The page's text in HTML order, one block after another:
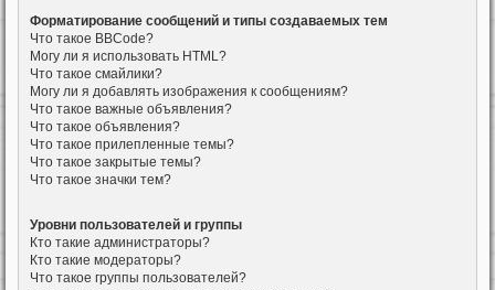
Форматирование сообщений и типы создаваемых тем
Что такое BBCode?
Могу ли я использовать HTML?
Что такое смайлики?
Могу ли я добавлять изображения к сообщениям?
Что такое важные объявления?
Что такое объявления?
Что такое прилепленные темы?
Что такое закрытые темы?
Что такое значки тем?
Уровни пользователей и группы
Кто такие администраторы?
Кто такие модераторы?
Что такое группы пользователей?